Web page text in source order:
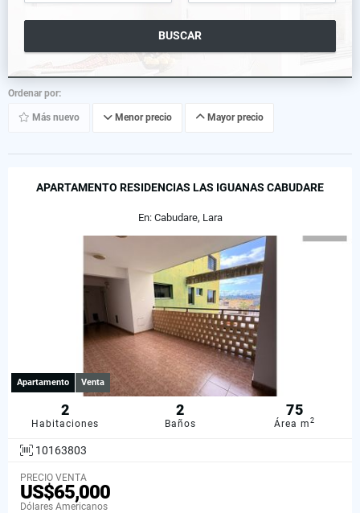
BUSCAR
Ordenar por:
Más nuevo Menor precio Mayor precio
APARTAMENTO RESIDENCIAS LAS IGUANAS CABUDARE
En: Cabudare, Lara
Apartamento Venta
2
Habitaciones
2
Baños
75
Área m2
10163803
PRECIO VENTA
US$65,000
Dólares Americanos